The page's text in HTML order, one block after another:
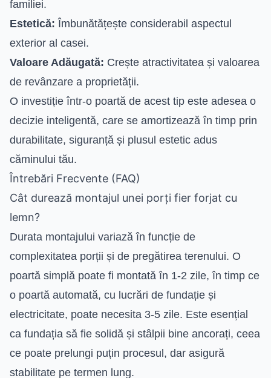
familiei.
Estetică: Îmbunătățește considerabil aspectul
exterior al casei.
Valoare Adăugată: Crește atractivitatea și valoarea
de revânzare a proprietății.
O investiție într-o poartă de acest tip este adesea o
decizie inteligentă, care se amortizează în timp prin
durabilitate, siguranță și plusul estetic adus
căminului tău.
Întrebări Frecvente (FAQ)
Cât durează montajul unei porți fier forjat cu
lemn?
Durata montajului variază în funcție de
complexitatea porții și de pregătirea terenului. O
poartă simplă poate fi montată în 1-2 zile, în timp ce
o poartă automată, cu lucrări de fundație și
electricitate, poate necesita 3-5 zile. Este esențial
ca fundația să fie solidă și stâlpii bine ancorați, ceea
ce poate prelungi puțin procesul, dar asigură
stabilitate pe termen lung.